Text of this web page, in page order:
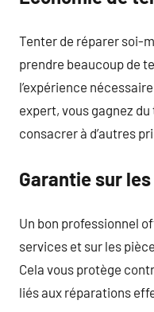
Tenter de réparer soi-
prendre beaucoup de
l’expérience
expert, vous gagnez
consacrer à d’autres
Garantie sur
Un bon professionnel
services et sur les
Cela vous protège
liés aux réparations